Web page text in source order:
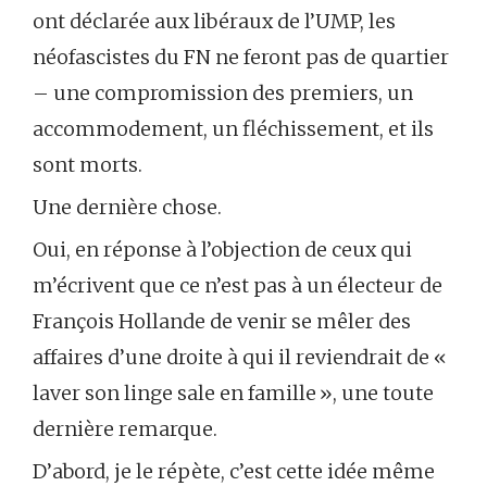
ont déclarée aux libéraux de l’UMP, les
néofascistes du FN ne feront pas de quartier
– une compromission des premiers, un
accommodement, un fléchissement, et ils
sont morts.
Une dernière chose.
Oui, en réponse à l’objection de ceux qui
m’écrivent que ce n’est pas à un électeur de
François Hollande de venir se mêler des
affaires d’une droite à qui il reviendrait de «
laver son linge sale en famille », une toute
dernière remarque.
D’abord, je le répète, c’est cette idée même